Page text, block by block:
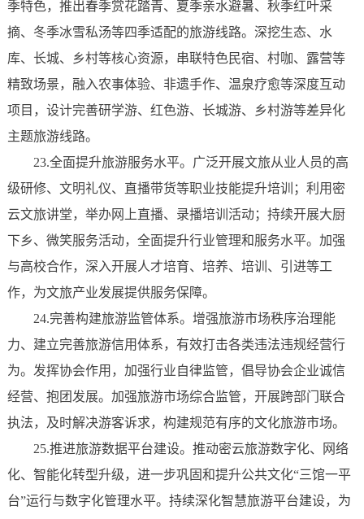
季特色，推出春季赏花踏青、夏季亲水避暑、秋季红叶采
摘、冬季冰雪私汤等四季适配的旅游线路。深挖生态、水
库、长城、乡村等核心资源，串联特色民宿、村咖、露营等
精致场景，融入农事体验、非遗手作、温泉疗愈等深度互动
项目，设计完善研学游、红色游、长城游、乡村游等差异化
主题旅游线路。
23.全面提升旅游服务水平。广泛开展文旅从业人员的高
级研修、文明礼仪、直播带货等职业技能提升培训；利用密
云文旅讲堂，举办网上直播、录播培训活动；持续开展大厨
下乡、微笑服务活动，全面提升行业管理和服务水平。加强
与高校合作，深入开展人才培育、培养、培训、引进等工
作，为文旅产业发展提供服务保障。
24.完善构建旅游监管体系。增强旅游市场秩序治理能
力、建立完善旅游信用体系，有效打击各类违法违规经营行
为。发挥协会作用，加强行业自律监管，倡导协会企业诚信
经营、抱团发展。加强旅游市场综合监管，开展跨部门联合
执法，及时解决游客诉求，构建规范有序的文化旅游市场。
25.推进旅游数据平台建设。推动密云旅游数字化、网络
化、智能化转型升级，进一步巩固和提升公共文化“三馆一平
台”运行与数字化管理水平。持续深化智慧旅游平台建设，为